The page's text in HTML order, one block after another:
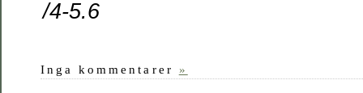
/4-5.6
Inga kommentarer »